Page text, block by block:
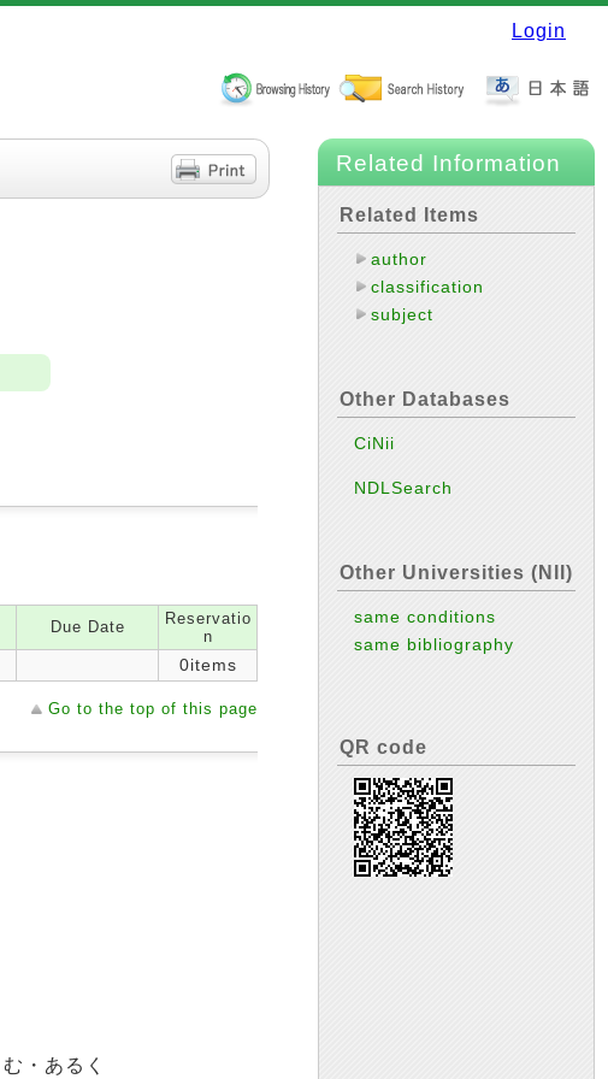
Login
Due Date
Reservatio
n
0items
Go to the top of this page
・あるく
Related Information
Related Items
author
classification
subject
Other Databases
CiNii
NDLSearch
Other Universities (NII)
same conditions
same bibliography
QR code